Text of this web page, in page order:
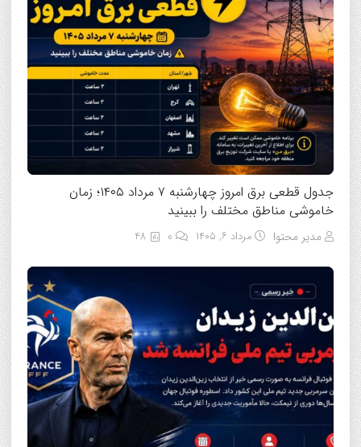
جدول قطعی برق امروز چهارشنبه ۷ مرداد ۱۴۰۵؛ زمان
خاموشی مناطق مختلف را ببینید
مدیر محتوا مرداد ۶, ۱۴۰۵ 48